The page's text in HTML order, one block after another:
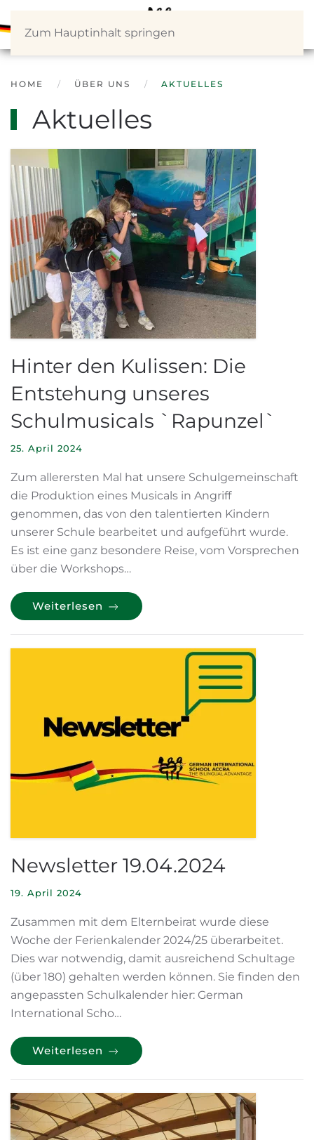
Zum Hauptinhalt springen
HOME ÜBER UNS AKTUELLES
Aktuelles
Hinter den Kulissen: Die
Entstehung unseres
Schulmusicals `Rapunzel`
25. April 2024
Zum allerersten Mal hat unsere Schulgemeinschaft
die Produktion eines Musicals in Angriff
genommen, das von den talentierten Kindern
unserer Schule bearbeitet und aufgeführt wurde.
Es ist eine ganz besondere Reise, vom Vorsprechen
über die Workshops…
Weiterlesen
Newsletter 19.04.2024
19. April 2024
Zusammen mit dem Elternbeirat wurde diese
Woche der Ferienkalender 2024/25 überarbeitet.
Dies war notwendig, damit ausreichend Schultage
(über 180) gehalten werden können. Sie finden den
angepassten Schulkalender hier: German
International Scho…
Weiterlesen